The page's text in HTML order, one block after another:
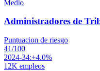
Medio
Administradores de
Puntuacion de riesgo
41/100
2024-34:+4.0%
12K empleos